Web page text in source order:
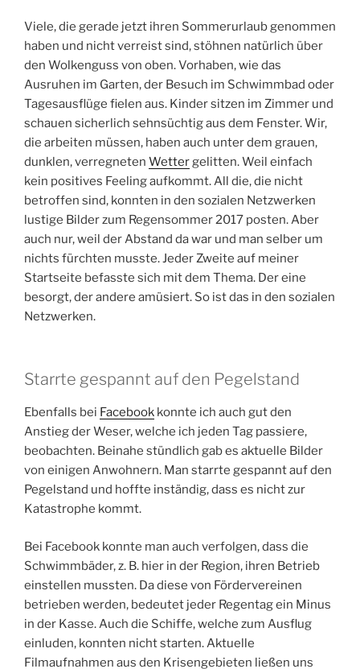
Viele, die gerade jetzt ihren Sommerurlaub genommen
haben und nicht verreist sind, stöhnen natürlich über
den Wolkenguss von oben. Vorhaben, wie das
Ausruhen im Garten, der Besuch im Schwimmbad oder
Tagesausflüge fielen aus. Kinder sitzen im Zimmer und
schauen sicherlich sehnsüchtig aus dem Fenster. Wir,
die arbeiten müssen, haben auch unter dem grauen,
dunklen, verregneten Wettergelitten. Weil einfach
kein positives Feeling aufkommt. All die, die nicht
betroffen sind, konnten in den sozialen Netzwerken
lustige Bilder zum Regensommer 2017 posten. Aber
auch nur, weil der Abstand da war und man selber um
nichts fürchten musste. Jeder Zweite auf meiner
Startseite befasste sich mit dem Thema. Der eine
besorgt, der andere amüsiert. So ist das in den sozialen
Netzwerken.
Starrte gespannt auf den Pegelstand
Ebenfalls bei Facebook konnte ich auch gut den
Anstieg der Weser, welche ich jeden Tag passiere,
beobachten. Beinahe stündlich gab es aktuelle Bilder
von einigen Anwohnern. Man starrte gespannt auf den
Pegelstand und hoffte inständig, dass es nicht zur
Katastrophe kommt.
Bei Facebook konnte man auch verfolgen, dass die
Schwimmbäder, z. B. hier in der Region, ihren Betrieb
einstellen mussten. Da diese von Fördervereinen
betrieben werden, bedeutet jeder Regentag ein Minus
in der Kasse. Auch die Schiffe, welche zum Ausflug
einluden, konnten nicht starten. Aktuelle
Filmaufnahmen aus den Krisengebieten ließen uns